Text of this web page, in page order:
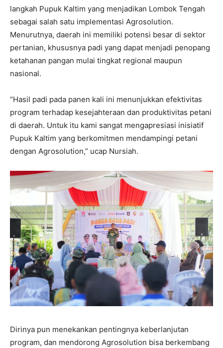
langkah Pupuk Kaltim yang menjadikan Lombok Tengah
sebagai salah satu implementasi Agrosolution.
Menurutnya, daerah ini memiliki potensi besar di sektor
pertanian, khususnya padi yang dapat menjadi penopang
ketahanan pangan mulai tingkat regional maupun
nasional.
“Hasil padi pada panen kali ini menunjukkan efektivitas
program terhadap kesejahteraan dan produktivitas petani
di daerah. Untuk itu kami sangat mengapresiasi inisiatif
Pupuk Kaltim yang berkomitmen mendampingi petani
dengan Agrosolution,” ucap Nursiah.
Dirinya pun menekankan pentingnya keberlanjutan
program, dan mendorong Agrosolution bisa berkembang